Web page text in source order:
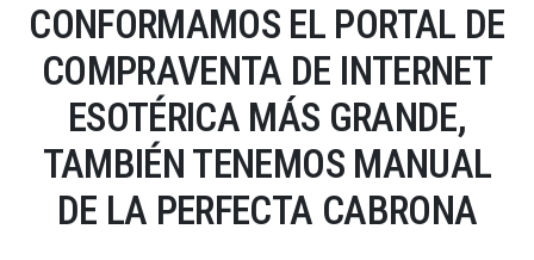
CONFORMAMOS EL PORTAL DE
COMPRAVENTA DE INTERNET
ESOTÉRICA MÁS GRANDE,
TAMBIÉN TENEMOS MANUAL
DE LA PERFECTA CABRONA